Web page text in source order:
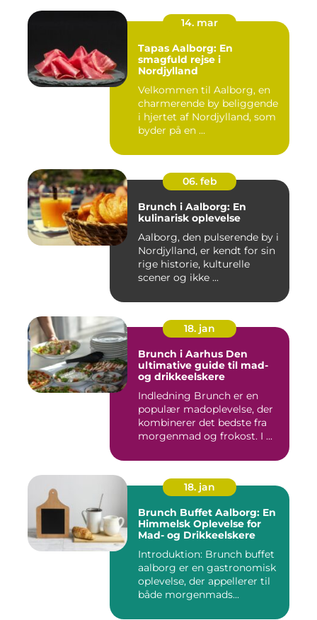
14. mar
Tapas Aalborg: En
smagfuld rejse i
Nordjylland
Velkommen til Aalborg, en
charmerende by beliggende
i hjertet af Nordjylland, som
byder på en ...
06. feb
Brunch i Aalborg: En
kulinarisk oplevelse
Aalborg, den pulserende by i
Nordjylland, er kendt for sin
rige historie, kulturelle
scener og ikke ...
18. jan
Brunch i Aarhus Den
ultimative guide til mad-
og drikkeelskere
Indledning Brunch er en
populær madoplevelse, der
kombinerer det bedste fra
morgenmad og frokost. I ...
18. jan
Brunch Buffet Aalborg: En
Himmelsk Oplevelse for
Mad- og Drikkeelskere
Introduktion: Brunch buffet
aalborg er en gastronomisk
oplevelse, der appellerer til
både morgenmads...